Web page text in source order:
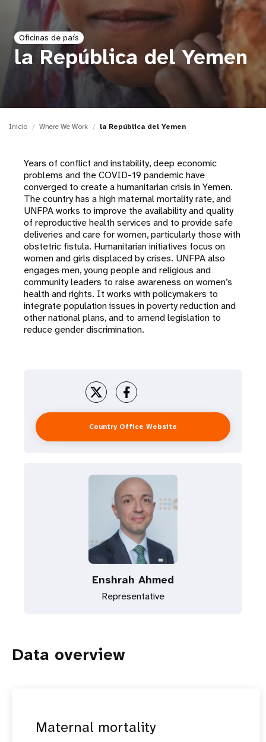
o
n
Oficinas de país
la República del Yemen
Inicio Where We Work la República del Yemen
Years of conflict and instability, deep economic
problems and the COVID-19 pandemic have
converged to create a humanitarian crisis in Yemen.
The country has a high maternal mortality rate, and
UNFPA works to improve the availability and quality
of reproductive health services and to provide safe
deliveries and care for women, particularly those with
obstetric fistula. Humanitarian initiatives focus on
women and girls displaced by crises. UNFPA also
engages men, young people and religious and
community leaders to raise awareness on women’s
health and rights. It works with policymakers to
integrate population issues in poverty reduction and
other national plans, and to amend legislation to
reduce gender discrimination.
Country Office Website
Enshrah Ahmed
Representative
Data overview
Maternal mortality